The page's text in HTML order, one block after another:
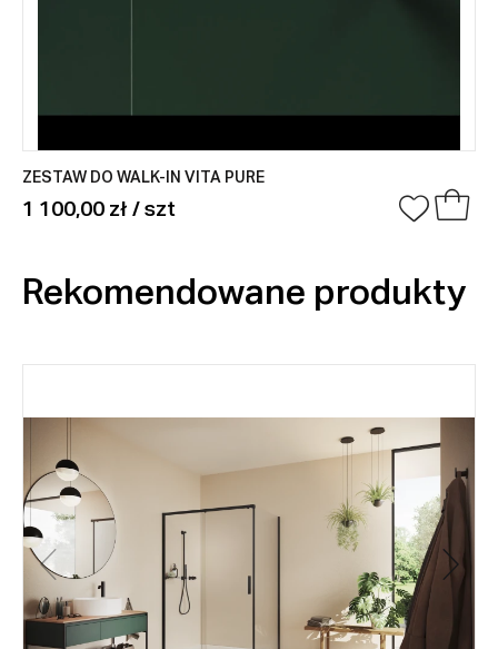
ZESTAW DO WALK-IN VITA PURE
1 100,00 zł / szt
Rekomendowane produkty